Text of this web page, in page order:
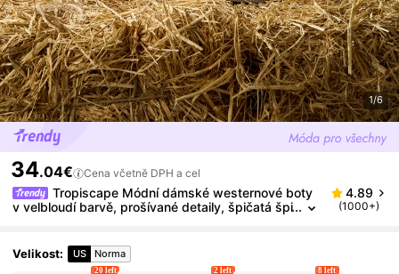
1/6
34.04€ Cena včetně DPH a cel
Tropiscape Módní dámské westernové boty
v velbloudí barvě, prošívané detaily, špičatá špi
4.89
(1000+)
Velikost: US Norma
20 left 2 left 8 left